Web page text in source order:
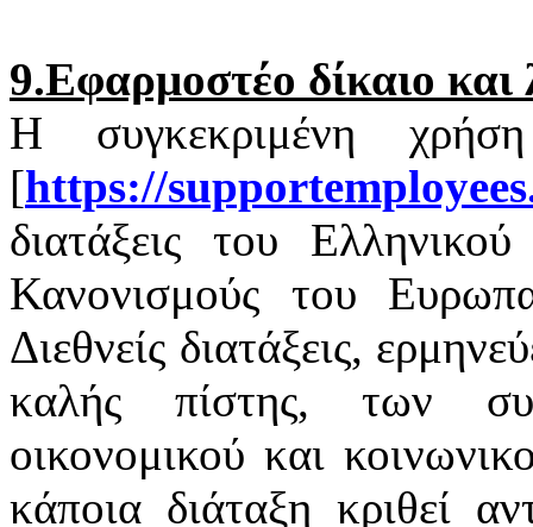
9.Εφαρμοστέο δίκαιο και
Η συγκεκριμένη
[https://supportemployees
διατάξεις του
Κανονισμούς του
Διεθνείς διατάξεις,
καλής πίστης, των
οικονομικού και
κάποια διάταξη κριθεί